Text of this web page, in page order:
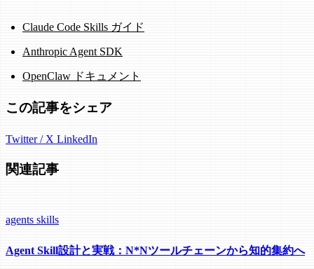
Claude Code Skills ガイド
Anthropic Agent SDK
OpenClaw ドキュメント
この記事をシェア
Twitter / X LinkedIn
関連記事
agents skills
Agent Skill設計と実戦：N*Nツールチェーンから知的集約へ